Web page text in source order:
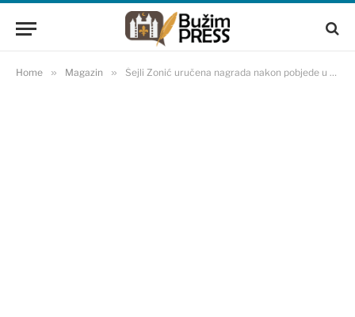
Home » Magazin » Šejli Zonić uručena nagrada nakon pobjede u Zvezdama Granda